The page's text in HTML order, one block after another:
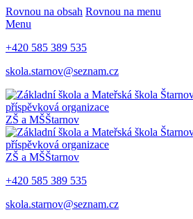
Rovnou na obsah Rovnou na menu
Menu
+420 585 389 535
skola.starnov@seznam.cz
ZŠ a MŠŠtarnov
ZŠ a MŠŠtarnov
+420 585 389 535
skola.starnov@seznam.cz